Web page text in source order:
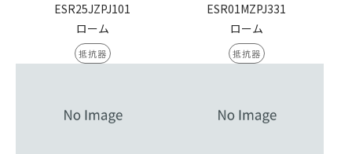
ESR25JZPJ101
ローム
抵抗器
ESR01MZPJ331
ローム
抵抗器